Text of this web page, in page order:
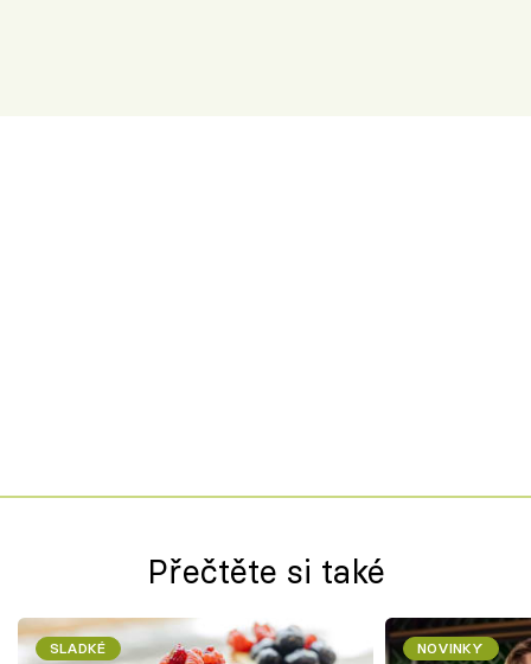
Přečtěte si také
SLADKÉ NOVINKY